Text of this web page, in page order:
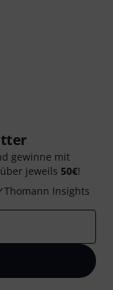
gewinne mit
über jeweils 50€!
Thomann Insights